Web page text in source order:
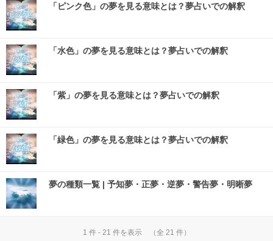
「ピンク色」の夢を見る意味とは？夢占いでの解釈
「水色」の夢を見る意味とは？夢占いでの解釈
「紫」の夢を見る意味とは？夢占いでの解釈
「緑色」の夢を見る意味とは？夢占いでの解釈
夢の種類一覧 | 予知夢・正夢・逆夢・警告夢・明晰夢
1 件 - 21 件を表示 （全 21 件）